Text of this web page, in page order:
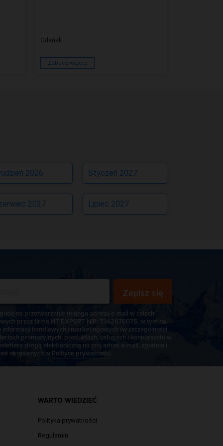
Gdańsk
Zobacz więcej
2026 Styczeń 2027
2027 Lipiec 2027
Zapisz się
na przetwarzanie mojego adresu e-mail w celach
przez firmę HT EXPERT NIP: 7342676075, w tym na
informacji handlowych i marketingowych (w szczególności
promocyjnych, produktach, usługach i konkursach) w
drogą elektroniczną na mój adres e-mail, zgodnie i
określonych w Polityce prywatności
WARTO WIEDZIEĆ
Polityka prywatności
Regulamin